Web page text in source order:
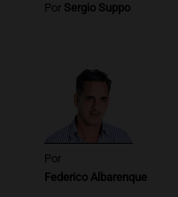
Por Sergio Suppo
Por
Federico Albarenque